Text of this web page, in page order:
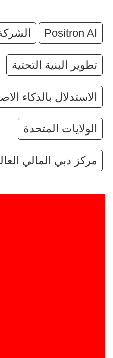
Positron AI
تطوير البنية التحتية
الاستدلال بالذكاء
الولايات المتحدة
مركز دبي المالي